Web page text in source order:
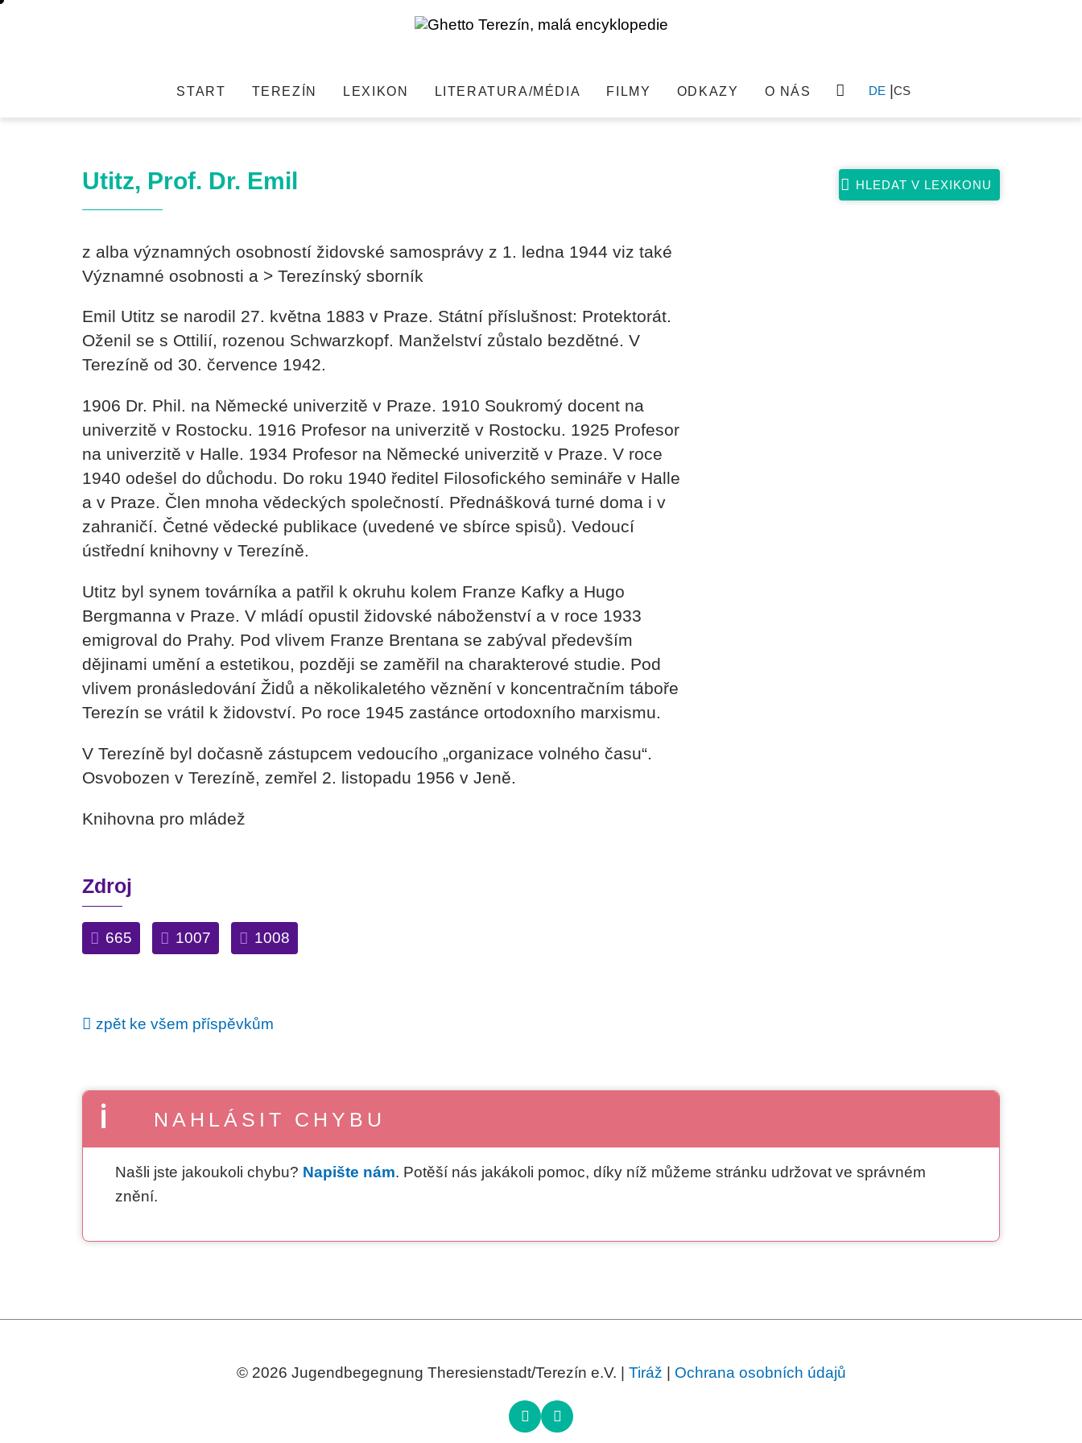
START TEREZÍN LEXIKON LITERATURA/MÉDIA FILMY ODKAZY O NÁS DE CS
Utitz, Prof. Dr. Emil
z alba významných osobností židovské samosprávy z 1. ledna 1944 viz také
Významné osobnosti a > Terezínský sborník
Emil Utitz se narodil 27. května 1883 v Praze. Státní příslušnost: Protektorát.
Oženil se s Ottilií, rozenou Schwarzkopf. Manželství zůstalo bezdětné. V
Terezíně od 30. července 1942.
1906 Dr. Phil. na Německé univerzitě v Praze. 1910 Soukromý docent na
univerzitě v Rostocku. 1916 Profesor na univerzitě v Rostocku. 1925 Profesor
na univerzitě v Halle. 1934 Profesor na Německé univerzitě v Praze. V roce
1940 odešel do důchodu. Do roku 1940 ředitel Filosofického semináře v Halle
a v Praze. Člen mnoha vědeckých společností. Přednášková turné doma i v
zahraničí. Četné vědecké publikace (uvedené ve sbírce spisů). Vedoucí
ústřední knihovny v Terezíně.
Utitz byl synem továrníka a patřil k okruhu kolem Franze Kafky a Hugo
Bergmanna v Praze. V mládí opustil židovské náboženství a v roce 1933
emigroval do Prahy. Pod vlivem Franze Brentana se zabýval především
dějinami umění a estetikou, později se zaměřil na charakterové studie. Pod
vlivem pronásledování Židů a několikaletého věznění v koncentračním táboře
Terezín se vrátil k židovství. Po roce 1945 zastánce ortodoxního marxismu.
V Terezíně byl dočasně zástupcem vedoucího „organizace volného času“.
Osvobozen v Terezíně, zemřel 2. listopadu 1956 v Jeně.
Knihovna pro mládež
Zdroj
665 1007 1008
zpět ke všem příspěvkům
NAHLÁSIT CHYBU
Našli jste jakoukoli chybu? Napište nám. Potěší nás jakákoli pomoc, díky níž můžeme stránku udržovat ve správném
znění.
© 2026 Jugendbegegnung Theresienstadt/Terezín e.V. | Tiráž Ochrana osobních údajů